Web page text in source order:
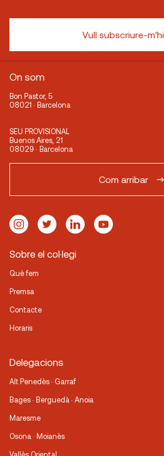
Vull subscriure-m'hi
On som
Bon Pastor, 5
08021 · Barcelona
SEU PROVISIONAL
Buenos Aires, 21
08029 · Barcelona
Com arribar
Sobre el col·legi
Què fem
Premsa
Contacte
Horaris
Delegacions
Alt Penedès · Garraf
Bages · Berguedà · Anoia
Maresme
Osona · Moianès
Vallès Oriental